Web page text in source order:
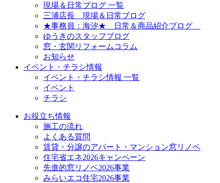
現場＆日常ブログ 一覧
三浦店長 現場＆日常ブログ
★事務員：海汐★ 日常＆商品紹介ブログ
ゆうきのスタッフブログ
窓・玄関リフォームコラム
お知らせ
イベント・チラシ情報
イベント・チラシ情報 一覧
イベント
チラシ
お役立ち情報
施工の流れ
よくある質問
賃貸・分譲のアパート・マンション窓リノベ
住宅省エネ2026キャンペーン
先進的窓リノベ2026事業
みらいエコ住宅2026事業